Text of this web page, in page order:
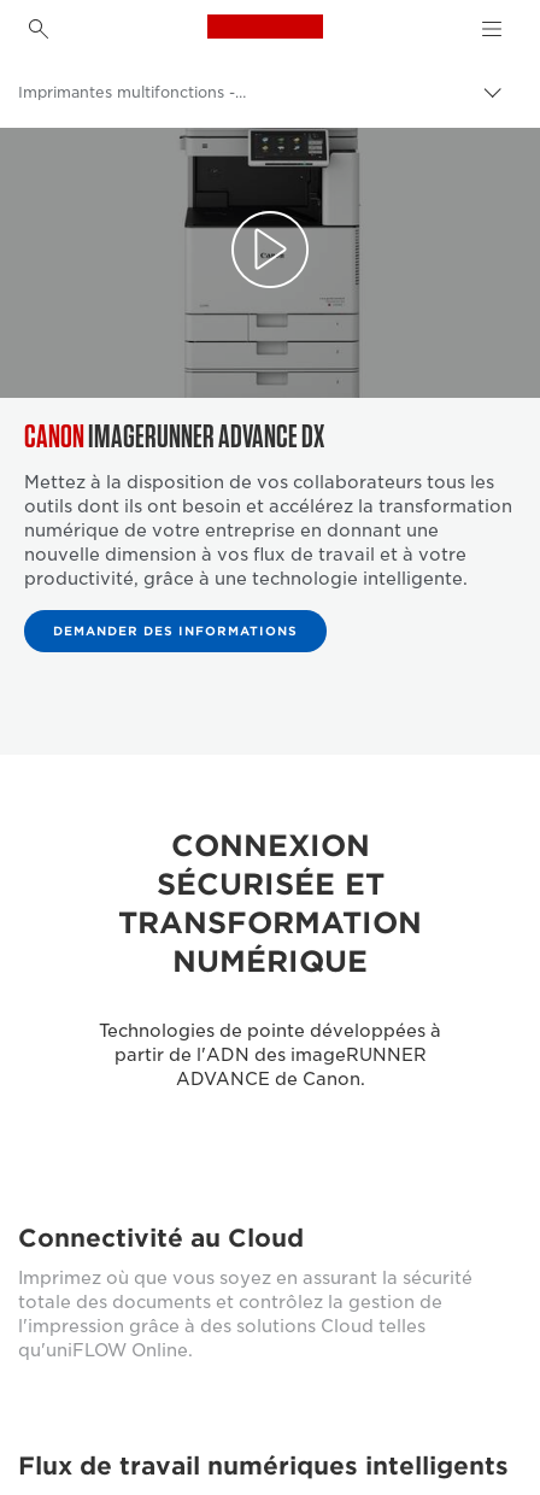
Canon Logo, back to
Produits professionnels
Imprimantes multifonctions - Multifonctions
CANONIMAGERUNNER ADVANCE DX
Mettez à la disposition de vos collaborateurs tous les
outils dont ils ont besoin et accélérez la transformation
numérique de votre entreprise en donnant une
nouvelle dimension à vos flux de travail et à votre
productivité, grâce à une technologie intelligente.
DEMANDER DES INFORMATIONS
CONNEXION
SÉCURISÉE ET
TRANSFORMATION
NUMÉRIQUE
Technologies de pointe développées à
partir de l'ADN des imageRUNNER
ADVANCE de Canon.
Connectivité au Cloud
Imprimez où que vous soyez en assurant la sécurité
totale des documents et contrôlez la gestion de
l'impression grâce à des solutions Cloud telles
qu'uniFLOW Online.
Flux de travail numériques intelligents